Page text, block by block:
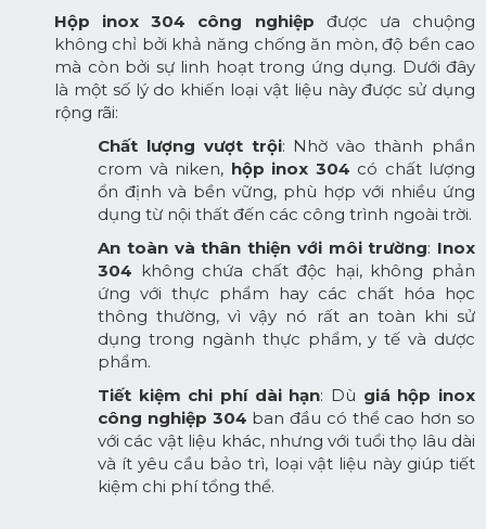
Hộp inox 304 công nghiệp được ưa chuộng
không chỉ bởi khả năng chống ăn mòn, độ bền cao
mà còn bởi sự linh hoạt trong ứng dụng. Dưới đây
là một số lý do khiến loại vật liệu này được sử dụng
rộng rãi:
Chất lượng vượt trội: Nhờ vào thành phần
crom và niken, hộp inox 304 có chất lượng
ổn định và bền vững, phù hợp với nhiều ứng
dụng từ nội thất đến các công trình ngoài trời.
An toàn và thân thiện với môi trường: Inox
304 không chứa chất độc hại, không phản
ứng với thực phẩm hay các chất hóa học
thông thường, vì vậy nó rất an toàn khi sử
dụng trong ngành thực phẩm, y tế và dược
phẩm.
Tiết kiệm chi phí dài hạn: Dù giá hộp inox
công nghiệp 304 ban đầu có thể cao hơn so
với các vật liệu khác, nhưng với tuổi thọ lâu dài
và ít yêu cầu bảo trì, loại vật liệu này giúp tiết
kiệm chi phí tổng thể.